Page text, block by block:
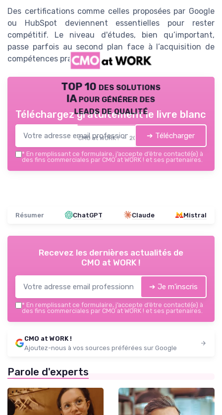
Des certifications comme celles proposées par Google
ou HubSpot deviennent essentielles pour rester
compétitif. Le niveau d'études, bien qu’important,
passe parfois au second plan face à l’acquisition de
compétences pratiques et spécifiques.
TOP 10 des solutions
IA pour générer des
leads de qualité
CMO at WORK ! — 2026
Téléchargez gratuitement le livre blanc
➔ Télécharger
* En remplissant ce formulaire, j’accepte d’être contacté(e) à
des fins commerciales par CMO at WORK ! et ses partenaires.
Résumer ChatGPT Claude Mistral
Recevez les dernières actualités de
CMO at WORK !
➔ Je m'inscris
* En remplissant ce formulaire, j’accepte d’être contacté(e) à
des fins commerciales par CMO at WORK ! et ses partenaires.
CMO at WORK !
Ajoutez-nous à vos sources préférées sur Google
Parole d'experts